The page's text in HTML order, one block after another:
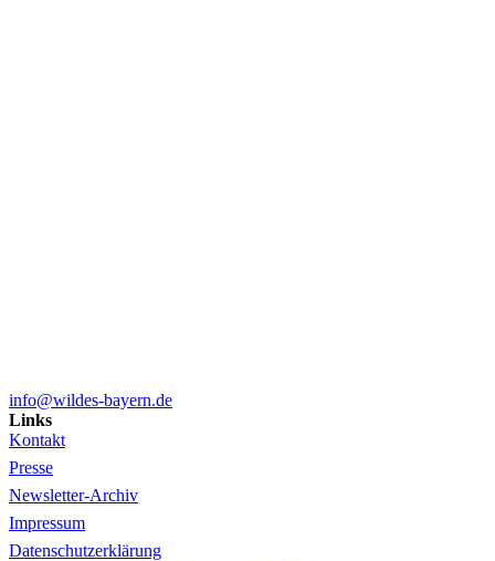
info@wildes-bayern.de
Links
Kontakt
Presse
Newsletter-Archiv
Impressum
Datenschutzerklärung